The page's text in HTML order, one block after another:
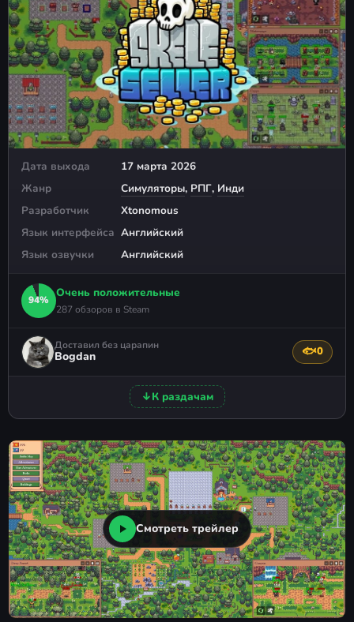
Дата выхода
17 марта 2026
Жанр
Симуляторы, РПГ, Инди
Разработчик
Xtonomous
Язык интерфейса Английский
Язык озвучки
Английский
94%
Очень положительные
287 обзоров в Steam
Доставил без царапин
Bogdan 🐟0
↓К раздачам
Смотреть трейлер